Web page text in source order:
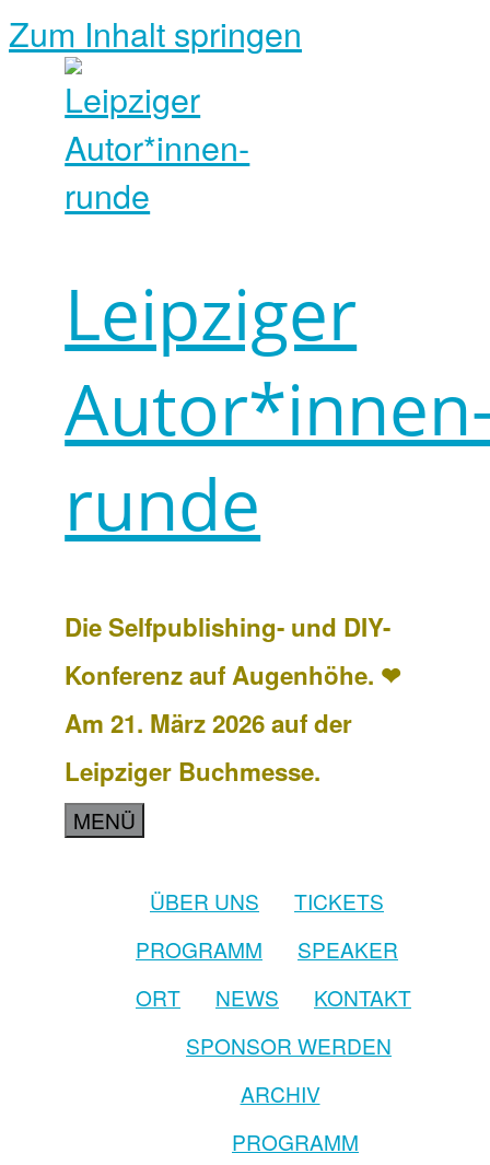
Zum Inhalt springen
Leipziger
runde
Die Selfpublishing- und DIY-
Konferenz auf Augenhöhe. ❤
Am 21. März 2026 auf der
Leipziger Buchmesse.
MENÜ
ÜBER UNS
TICKETS
PROGRAMM
SPEAKER
ORT
NEWS
KONTAKT
SPONSOR WERDEN
ARCHIV
PROGRAMM